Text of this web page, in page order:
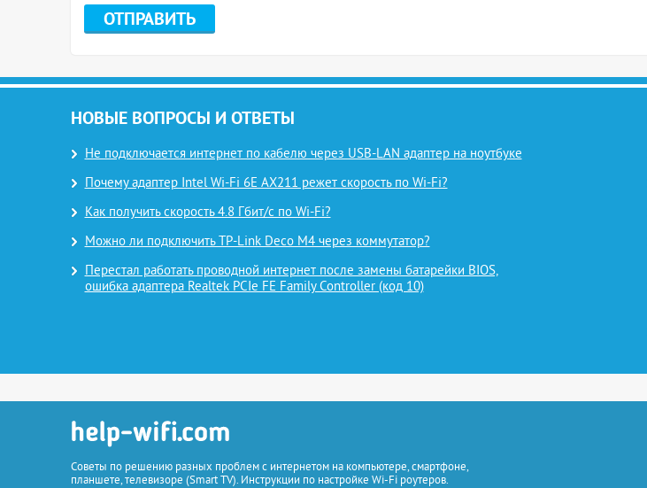
НОВЫЕ ВОПРОСЫ И ОТВЕТЫ
Не подключается интернет по кабелю через USB-LAN адаптер на ноутбуке
Почему адаптер Intel Wi-Fi 6E AX211 режет скорость по Wi-Fi?
Как получить скорость 4.8 Гбит/с по Wi-Fi?
Можно ли подключить TP-Link Deco M4 через коммутатор?
Перестал работать проводной интернет после замены батарейки BIOS,
ошибка адаптера Realtek PCIe FE Family Controller (код 10)
Советы по решению разных проблем с интернетом на компьютере, смартфоне,
планшете, телевизоре (Smart TV). Инструкции по настройке Wi-Fi роутеров.